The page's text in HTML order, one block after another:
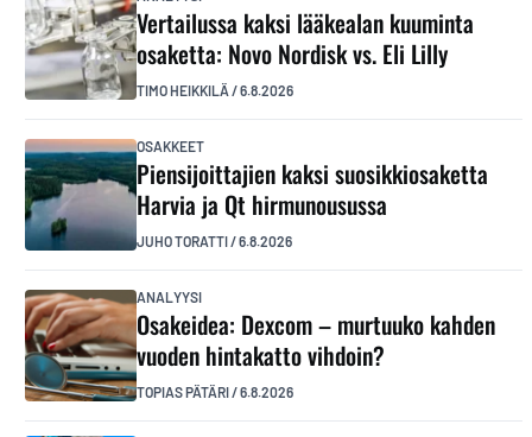
Vertailussa kaksi lääkealan kuuminta
osaketta: Novo Nordisk vs. Eli Lilly
TIMO HEIKKILÄ /6.8.2026
OSAKKEET
Piensijoittajien kaksi suosikkiosaketta
Harvia ja Qt hirmunousussa
JUHO TORATTI/6.8.2026
ANALYYSI
Osakeidea: Dexcom – murtuuko kahden
vuoden hintakatto vihdoin?
TOPIAS PÄTÄRI/6.8.2026